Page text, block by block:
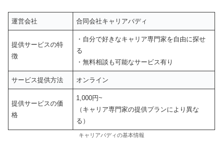
運営会社 合同会社キャリアバディ
提供サービスの特
徴
・自分で好きなキャリア専門家を自由に探せ
る
・無料相談も可能なサービス有り
サービス提供方法 オンライン
提供サービスの価
格
1,000円~
（キャリア専門家の提供プランにより異な
る）
キャリアバディの基本情報